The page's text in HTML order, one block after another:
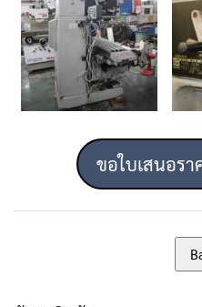
ขอใบเสนอร